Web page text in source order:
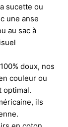
sucette ou
une anse
au sac à
doux, nos
couleur ou
optimal.
ils